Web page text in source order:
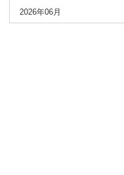
2026年06月